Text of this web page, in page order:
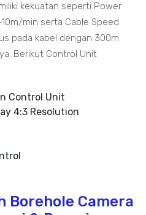
kekuatan seperti Power
min serta Cable Speed
pada kabel dengan 300m
Berikut Control Unit
Control Unit
4:3 Resolution
Borehole Camera